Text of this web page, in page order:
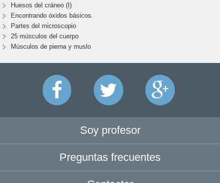
Huesos del cráneo (I)
Encontrando óxidos básicos.
Partes del microscopio
25 músculos del cuerpo
Músculos de pierna y muslo
Soy profesor
Preguntas frecuentes